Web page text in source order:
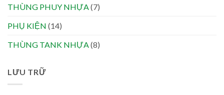
THÙNG PHUY NHỰA(7)
PHỤ KIỆN (14)
THÙNG TANK NHỰA(8)
LƯU TRỮ